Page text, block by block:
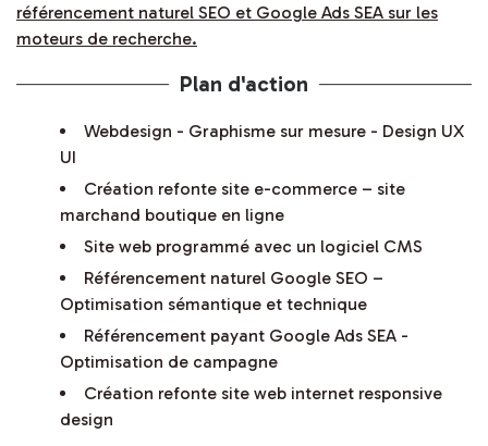
référencement naturel SEO et Google Ads SEA sur les
moteurs de recherche.
Plan d'action
Webdesign - Graphisme sur mesure - Design UX
UI
Création refonte site e-commerce – site
marchand boutique en ligne
Site web programmé avec un logiciel CMS
Référencement naturel Google SEO –
Optimisation sémantique et technique
Référencement payant Google Ads SEA -
Optimisation de campagne
Création refonte site web internet responsive
design